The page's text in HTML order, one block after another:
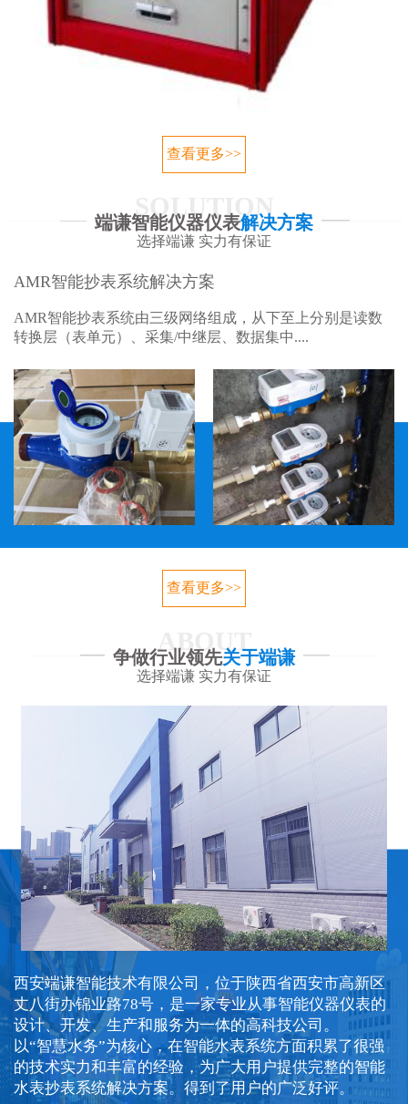
查看更多>>
SOLUTION
端谦智能仪器仪表解决方案
选择端谦 实力有保证
AMR智能抄表系统解决方案
AMR智能抄表系统由三级网络组成，从下至上分别是读数
转换层（表单元）、采集/中继层、数据集中....
查看更多>>
ABOUT
争做行业领先关于端谦
选择端谦 实力有保证
西安端谦智能技术有限公司，位于陕西省西安市高新区
丈八街办锦业路78号，是一家专业从事智能仪器仪表的
设计、开发、生产和服务为一体的高科技公司。
以“智慧水务”为核心，在智能水表系统方面积累了很强
的技术实力和丰富的经验，为广大用户提供完整的智能
水表抄表系统解决方案。得到了用户的广泛好评。